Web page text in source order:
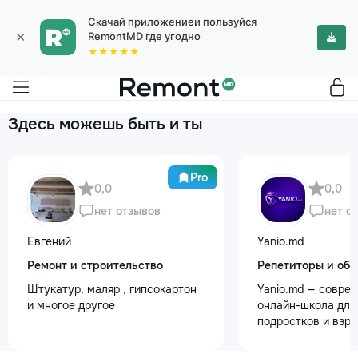
×
Скачай приложениеи пользуйся
RemontMD где угодно
★★★★★
Здесь можешь быть и ты
Pro
0,0
нет отзывов
Евгений
Ремонт и строительство
Штукатур, маляр , гипсокартон
и многое другое
0,0
нет
Yanio.md
Репетиторы и
Yanio.md —
онлайн-школа для
подростков и